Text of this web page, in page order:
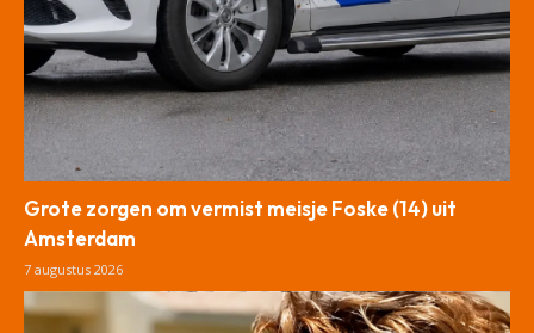
Grote zorgen om vermist meisje Foske (14) uit
Amsterdam
7 augustus 2026